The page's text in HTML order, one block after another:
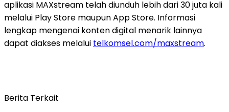
aplikasi MAXstream telah diunduh lebih dari 30 juta kali
melalui Play Store maupun App Store. Informasi
lengkap mengenai konten digital menarik lainnya
dapat diakses melalui telkomsel.com/maxstream.
Berita Terkait